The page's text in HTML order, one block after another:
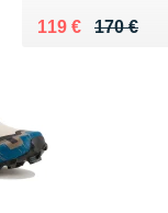
170 €
Au lieu de 170 €
119 €
Vendu 119 €